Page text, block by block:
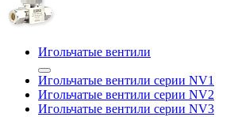
Игольчатые вентили
Игольчатые вентили серии NV1
Игольчатые вентили серии NV2
Игольчатые вентили серии NV3